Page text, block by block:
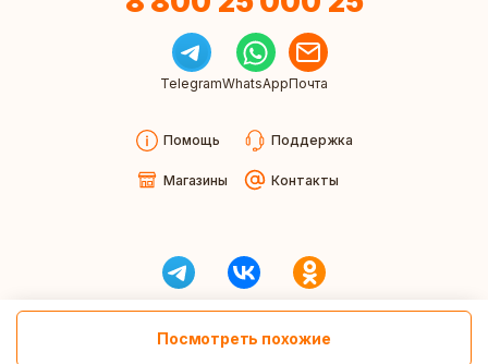
Посмотреть похожие
TelegramWhatsAppПочта
Помощь Поддержка
Магазины Контакты